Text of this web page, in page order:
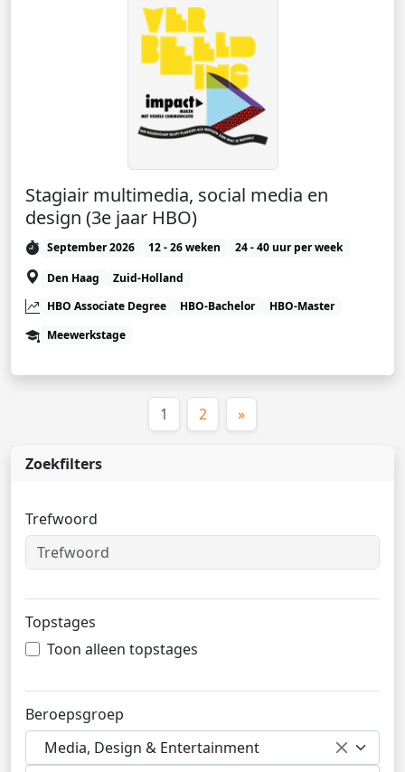
Zoekfilters
Trefwoord
Topstages
Toon alleen topstages
Beroepsgroep
Media, Design & Entertainment
Stagiair multimedia, social media en
design (3e jaar HBO)
September 2026 12 - 26 weken
24 - 40 uur per week
Den Haag
Zuid-Holland
HBO Associate Degree
HBO-Bachelor
HBO-Master
Meewerkstage
1 (huidige)
2 »